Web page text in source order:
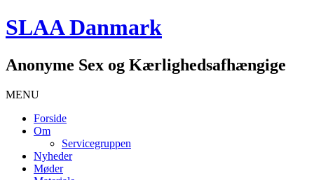
SLAA Danmark
Anonyme Sex og Kærlighedsafhængige
MENU
Forside
Om
Servicegruppen
Nyheder
Møder